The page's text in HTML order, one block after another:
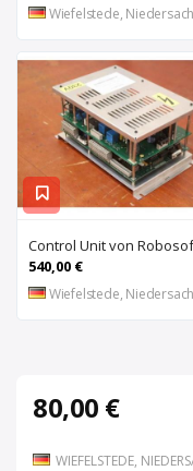
Wiefelstede,
540,00 €
Wiefelstede,
80,00 €
WIEFELSTEDE,